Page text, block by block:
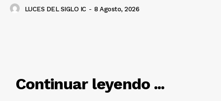
LUCES DEL SIGLO IC - 8 Agosto, 2026
Continuar leyendo ...
RELACIONADO